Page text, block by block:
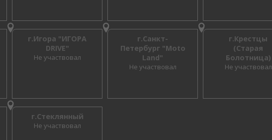
г.Игора "ИГОРА
DRIVE"
Не участвовал
г.Санкт-
Петербург "Moto
Land"
Не участвовал
г.Крестцы
(Старая
Болотница)
Не участвовал
г.Стеклянный
Не участвовал